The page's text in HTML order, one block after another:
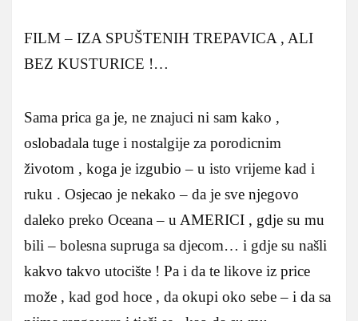
FILM – IZA SPUŠTENIH TREPAVICA , ALI
BEZ KUSTURICE !…
Sama prica ga je, ne znajuci ni sam kako ,
oslobadala tuge i nostalgije za porodicnim
životom , koga je izgubio – u isto vrijeme kad i
ruku . Osjecao je nekako – da je sve njegovo
daleko preko Oceana – u AMERICI , gdje su mu
bili – bolesna supruga sa djecom… i gdje su našli
kakvo takvo utocište ! Pa i da te likove iz price
može , kad god hoce , da okupi oko sebe – i da sa